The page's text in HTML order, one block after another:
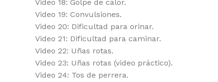
Video 18: Golpe de calor.
Video 19: Convulsiones.
Video 20: Dificultad para orinar.
Video 21: Dificultad para caminar.
Video 22: Uñas rotas.
Video 23: Uñas rotas (video práctico).
Video 24: Tos de perrera.